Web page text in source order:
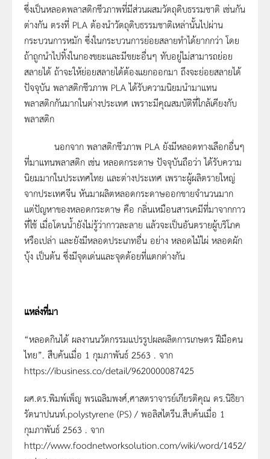
ซึ่งเป็นหลอดพลาสติกชีวภาพที่มีส่วนผสมวัตถุดิบธรรมชาติ เช่นกัน
ต่างกัน ตรงที่ PLA ต้องนำวัตถุดิบธรรมชาติเหล่านั้นไปผ่าน
กระบวนการหมัก ซึ่งในกระบวนการย่อยสลายทำได้ยากกว่า โดย
ถ้าถูกนำไปทิ้งในกองขยะและมีขยะอื่นๆ ทับอยู่ไม่สามารถย่อย
สลายได้ ถ้าจะให้ย่อยสลายได้ต้องแยกออกมา ถึงจะย่อยสลายได้
ปัจจุบัน พลาสติกชีวภาพ PLA ได้รับความนิยมนำมาแทน
พลาสติกกันมากในต่างประเทศ เพราะมีคุณสมบัติที่ใกล้เคียงกับ
พลาสติก
นอกจาก พลาสติกชีวภาพ PLA ยังมีหลอดทางเลือกอื่นๆ
ที่มาแทนพลาสติก เช่น หลอดกระดาษ ปัจจุบันถือว่า ได้รับความ
นิยมมากในประเทศไทย และต่างประเทศ เพราะผู้ผลิตรายใหญ่
จากประเทศจีน หันมาผลิตหลอดกระดาษออกขายจำนวนมาก
แต่ปัญหาของหลอดกระดาษ คือ กลิ่นเหมือนสารเคมีที่มาจากกาว
ที่ใช้ เมื่อโดนน้ำยังไม่รู้ว่ากาวละลาย แล้วจะเป็นอันตรายผู้บริโภค
หรือเปล่า และยังมีหลอดประเภทอื่น อย่าง หลอดไม้ไผ่ หลอดผัก
บุ้ง เป็นต้น ซึ่งมีจุดเด่นและจุดด้อยที่แตกต่างกัน
แหล่งที่มา
“หลอดกินได้ ผลงานนวัตกรรมแปรรูปผลผลิตการเกษตร ฝีมือคน
ไทย”. สืบค้นเมื่อ 1 กุมภาพันธ์ 2563 . จาก
https://ibusiness.co/detail/9620000087425
ผศ.ดร.พิมพ์เพ็ญ พรเฉลิมพงศ์,ศาสตราจารย์เกียรติคุณ ดร.นิธิยา
รัตนาปนนท์.polystyrene (PS) / พอลิสไตรีน.สืบค้นเมื่อ 1
กุมภาพันธ์ 2563 . จาก
http://www.foodnetworksolution.com/wiki/word/1452/